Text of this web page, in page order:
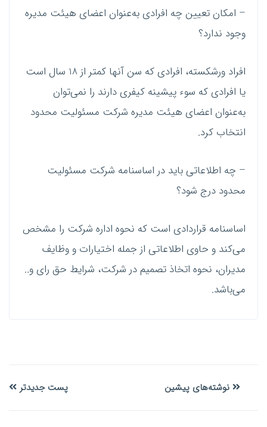
– امکان تعیین چه افرادی به‌عنوان اعضای هیئت ‌مدیره
وجود ندارد؟
افراد ورشکسته، افرادی که سن آنها کمتر از 18 سال است
یا افرادی که سوء پیشینه کیفری دارند را نمی‌توان
به‌عنوان اعضای هیئت مدیره شرکت مسئولیت محدود
انتخاب کرد.
– چه اطلاعاتی باید در اساسنامه شرکت مسئولیت
محدود درج شود؟
اساسنامه قراردادی است که نحوه اداره شرکت را مشخص
می‌کند و حاوی اطلاعاتی از جمله اختیارات و وظایف
مدیران، نحوه اتخاذ تصمیم در شرکت، شرایط حق رای و..
می‌باشد.
نوشته‌های پیشین پست جدیدتر